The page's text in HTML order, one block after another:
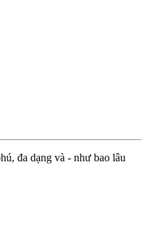
đa dạng và - như bao lâu